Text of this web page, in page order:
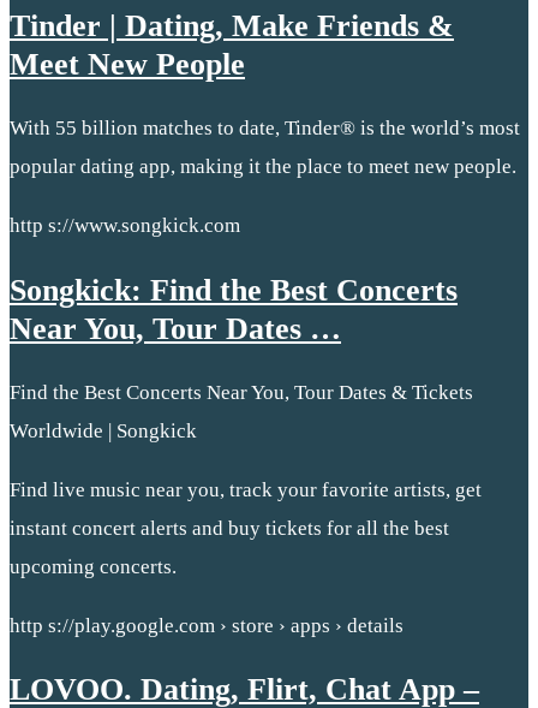
Tinder | Dating, Make Friends &
Meet New People
With 55 billion matches to date, Tinder® is the world’s most
popular dating app, making it the place to meet new people.
http s://www.songkick.com
Songkick: Find the Best Concerts
Near You, Tour Dates …
Find the Best Concerts Near You, Tour Dates & Tickets
Worldwide | Songkick
Find live music near you, track your favorite artists, get
instant concert alerts and buy tickets for all the best
upcoming concerts.
http s://play.google.com › store › apps › details
LOVOO. Dating, Flirt, Chat App –